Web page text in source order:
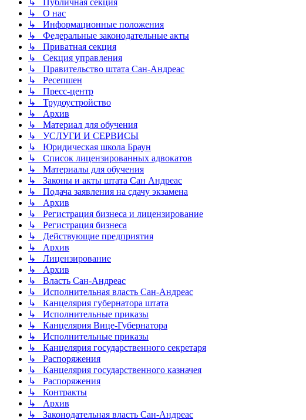
↳ Публичная секция
↳ О нас
↳ Информационные положения
↳ Федеральные законодательные акты
↳ Приватная секция
↳ Секция управления
↳ Правительство штата Сан-Андреас
↳ Ресепшен
↳ Пресс-центр
↳ Трудоустройство
↳ Архив
↳ Материал для обучения
↳ УСЛУГИ И СЕРВИСЫ
↳ Юридическая школа Браун
↳ Список лицензированных адвокатов
↳ Материалы для обучения
↳ Законы и акты штата Сан Андреас
↳ Подача заявления на сдачу экзамена
↳ Архив
↳ Регистрация бизнеса и лицензирование
↳ Регистрация бизнеса
↳ Действующие предприятия
↳ Архив
↳ Лицензирование
↳ Архив
↳ Власть Сан-Андреас
↳ Исполнительная власть Сан-Андреас
↳ Канцелярия губернатора штата
↳ Исполнительные приказы
↳ Канцелярия Вице-Губернатора
↳ Исполнительные приказы
↳ Канцелярия государственного секретаря
↳ Распоряжения
↳ Канцелярия государственного казначея
↳ Распоряжения
↳ Контракты
↳ Архив
↳ Законодательная власть Сан-Андреас